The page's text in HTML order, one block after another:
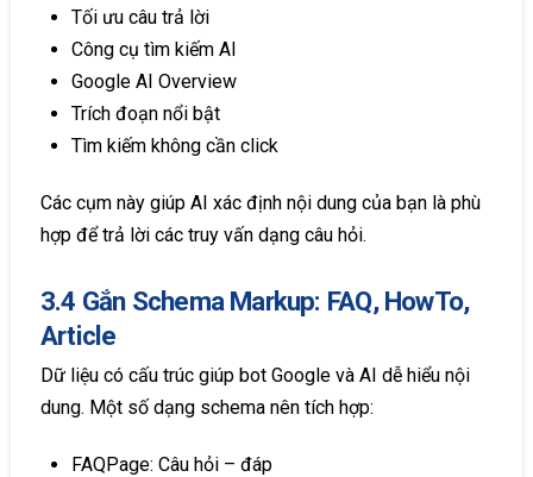
Tối ưu câu trả lời
Công cụ tìm kiếm AI
Google AI Overview
Trích đoạn nổi bật
Tìm kiếm không cần click
Các cụm này giúp AI xác định nội dung của bạn là phù
hợp để trả lời các truy vấn dạng câu hỏi.
3.4 Gắn Schema Markup: FAQ, HowTo,
Article
Dữ liệu có cấu trúc giúp bot Google và AI dễ hiểu nội
dung. Một số dạng schema nên tích hợp:
FAQPage: Câu hỏi – đáp